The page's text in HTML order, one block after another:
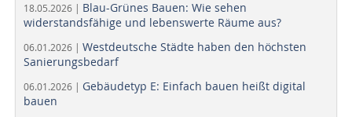
18.05.2026 | Blau-Grünes Bauen: Wie sehen
widerstandsfähige und lebenswerte Räume aus?
06.01.2026 | Westdeutsche Städte haben den höchsten
Sanierungsbedarf
06.01.2026 | Gebäudetyp E: Einfach bauen heißt digital
bauen